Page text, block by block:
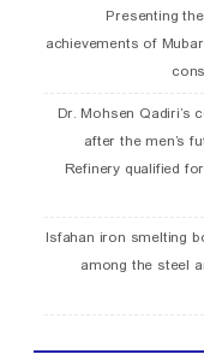
Presenting
achievements of
Dr. Mohsen Qadiri’s
after the men’s
Refinery qualified
Isfahan iron smelting
among the steel